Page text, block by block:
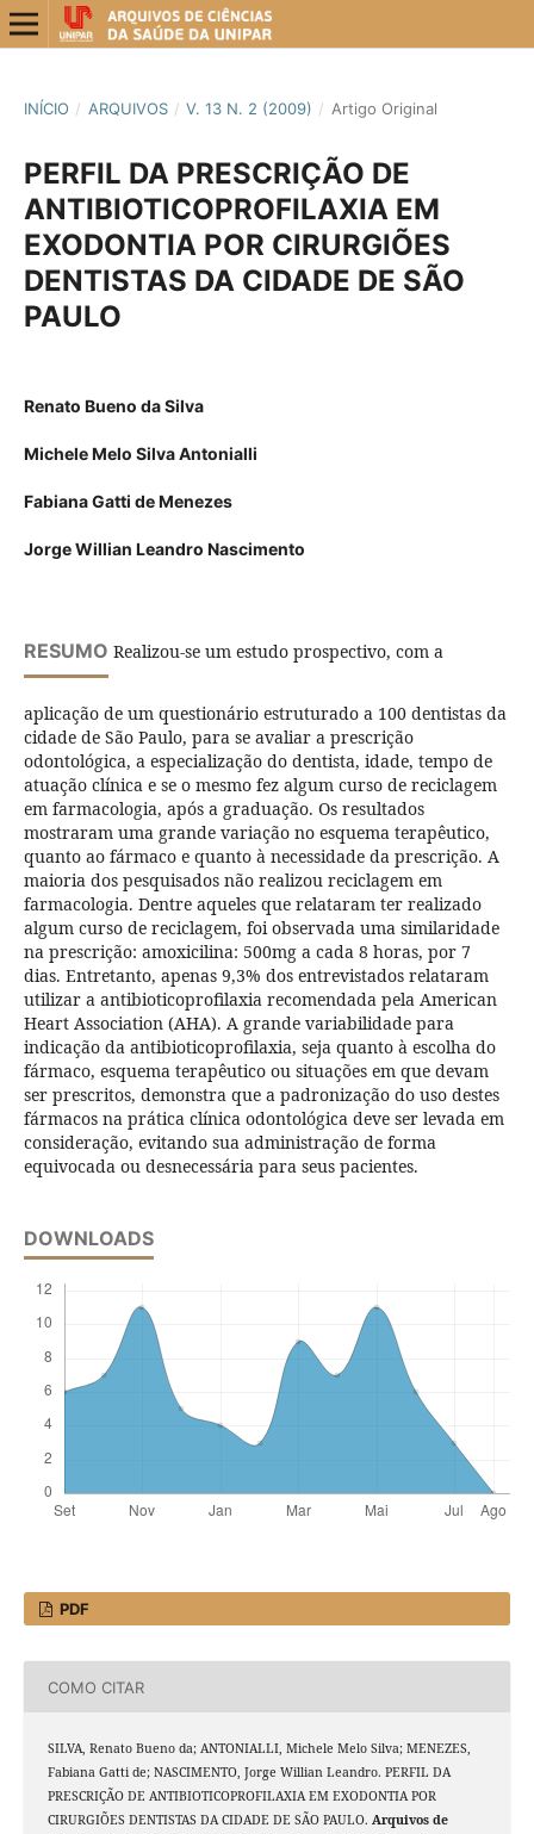
INÍCIO / ARQUIVOS / V. 13 N. 2 (2009) / Artigo Original
PERFIL DA PRESCRIÇÃO DE
ANTIBIOTICOPROFILAXIA EM
EXODONTIA POR CIRURGIÕES
DENTISTAS DA CIDADE DE SÃO
PAULO
Renato Bueno da Silva
Michele Melo Silva Antonialli
Fabiana Gatti de Menezes
Jorge Willian Leandro Nascimento
RESUMO Realizou-se um estudo prospectivo, com a
aplicação de um questionário estruturado a 100 dentistas da
cidade de São Paulo, para se avaliar a prescrição
odontológica, a especialização do dentista, idade, tempo de
atuação clínica e se o mesmo fez algum curso de reciclagem
em farmacologia, após a graduação. Os resultados
mostraram uma grande variação no esquema terapêutico,
quanto ao fármaco e quanto à necessidade da prescrição. A
maioria dos pesquisados não realizou reciclagem em
farmacologia. Dentre aqueles que relataram ter realizado
algum curso de reciclagem, foi observada uma similaridade
na prescrição: amoxicilina: 500mg a cada 8 horas, por 7
dias. Entretanto, apenas 9,3% dos entrevistados relataram
utilizar a antibioticoprofilaxia recomendada pela American
Heart Association (AHA). A grande variabilidade para
indicação da antibioticoprofilaxia, seja quanto à escolha do
fármaco, esquema terapêutico ou situações em que devam
ser prescritos, demonstra que a padronização do uso destes
fármacos na prática clínica odontológica deve ser levada em
consideração, evitando sua administração de forma
equivocada ou desnecessária para seus pacientes.
DOWNLOADS
PDF
COMO CITAR
SILVA, Renato Bueno da; ANTONIALLI, Michele Melo Silva; MENEZES,
Fabiana Gatti de; NASCIMENTO, Jorge Willian Leandro. PERFIL DA
PRESCRIÇÃO DE ANTIBIOTICOPROFILAXIA EM EXODONTIA POR
CIRURGIÕES DENTISTAS DA CIDADE DE SÃO PAULO. Arquivos de